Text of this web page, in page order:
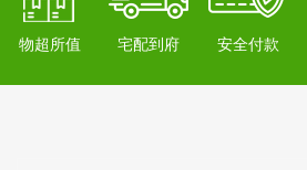
物超所值 宅配到府 安全付款